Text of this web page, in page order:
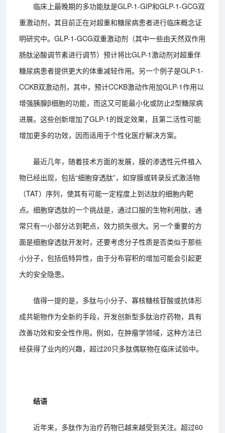
临床上最晚期的多功能肽是GLP-1-GIP和GLP-1-GCG双
重激动剂，其目前正在对超重和糖尿病患者进行临床概念证
明研究中。GLP-1-GCG双重激动剂（其中一些由天然双作用
肠肽泌酸调节素进行调节）预计将比GLP-1激动剂对超重伴
糖尿病患者提供更大的体重减轻作用。另一个例子是GLP-1-
CCKB双激动剂，其中，预计CCKB激动作用加GLP-1作用以
增强胰腺β细胞的功能，而这又可能最小化或防止2型糖尿病
进展。这些创新增加了GLP-1的既定效果，且第二活性可能
增加更多的功效，因而适用于个性化医疗解决方案。
最近几年，随着技术方面的发展，膜的渗透性元件植入
物已经出现，包括“细胞穿透肽”，如穿膜或转录反式激活物
（TAT）序列，使其有可能一定程度上到达肽的细胞内靶
点。细胞穿透肽的一个挑战是，通过口服的生物利用肽，通
常只有一小部分达到靶点，效力损失很大。另一个重要的方
面是细胞穿透肽开发时，还要考虑分子性质是否类似于那些
小分子，包括低特异性，由于分布容积的增加可能会引起更
大的安全隐患。
值得一提的是，多肽与小分子、寡核糖核苷酸或抗体形
成共轭物作为全新的手段，开发创新型多肽治疗药物，具有
改善功效和安全性作用。例如，在肿瘤学领域，这种方法已
经获得了业内的兴趣，超过20只多肽偶联物在临床试验中。
结语
近年来，多肽作为治疗药物已越来越受到关注。超过60